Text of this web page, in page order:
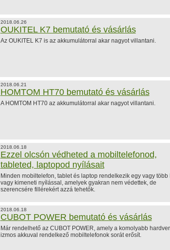
2018.06.26
OUKITEL K7 bemutató és vásárlás
Az OUKITEL K7 is az akkumulátorral akar nagyot villantani.
2018.06.21
HOMTOM HT70 bemutató és vásárlás
A HOMTOM HT70 az akkumulátorral akar nagyot villantani.
2018.06.18
Ezzel olcsón védheted a mobiltelefonod,
tableted, laptopod nyílásait
Minden mobiltelefon, tablet és laptop rendelkezik egy vagy több
vagy kimeneti nyílással, amelyek gyakran nem védettek, de
szerencsére fillérekért azzá tehetők.
2018.06.18
CUBOT POWER bemutató és vásárlás
Már rendelhető az CUBOT POWER, amely a komolyabb
izmos akkuval rendelkező mobiltelefonok sorát erősít.